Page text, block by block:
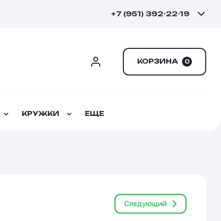
+7 (951) 392-22-19
КОРЗИНА 0
КРУЖКИ ЕЩЕ
Следующий